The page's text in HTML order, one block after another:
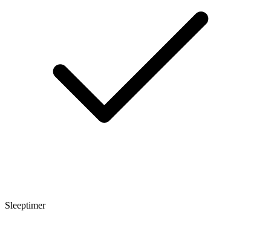
Sleeptimer